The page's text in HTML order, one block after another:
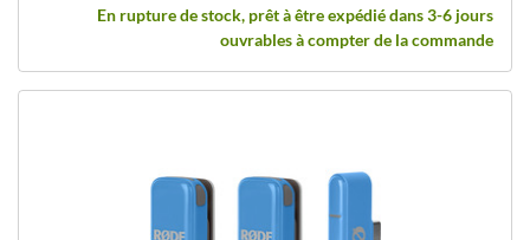
En rupture de stock, prêt à être expédié dans 3-6 jours
ouvrables à compter de la commande